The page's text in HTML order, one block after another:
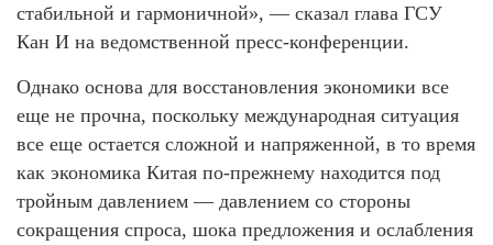
стабильной и гармоничной», — сказал глава ГСУ
Кан И на ведомственной пресс-конференции.
Однако основа для восстановления экономики все
еще не прочна, поскольку международная ситуация
все еще остается сложной и напряженной, в то время
как экономика Китая по-прежнему находится под
тройным давлением — давлением со стороны
сокращения спроса, шока предложения и ослабления